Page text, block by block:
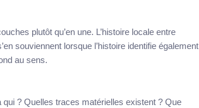
plutôt qu’en une. L’histoire locale entre
souviennent lorsque l’histoire identifie également
au sens.
? Quelles traces matérielles existent ? Que